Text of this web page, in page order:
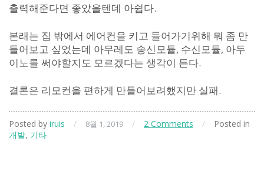
출력해준다면 좋았을텐데 아쉽다.
본래는 집 밖에서 에어컨을 키고 들어가기위해 뭐 좀 만
들어보고 싶었는데 아무레도 송신모듈, 수신모듈, 아두
이노를 써야할지도 모르겠다는 생각이 든다.
결론은 리모컨을 편하게 만들어보려했지만 실패.
Posted by iruis / 8월 1, 2019 / 2 Comments /
Posted in
개발, 기타